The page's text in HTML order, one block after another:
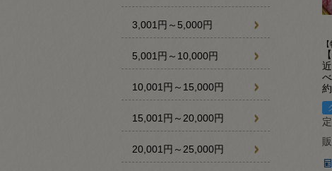
3,001円～5,000円
5,001円～10,000円
10,001円～15,000円
15,001円～20,000円
20,001円～25,000円